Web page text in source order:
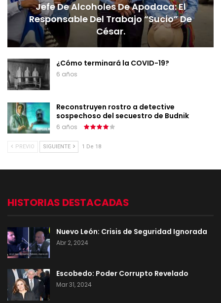
Jefe De Alcoholes De Apodaca: El
Responsable Del Trabajo “sucio” De
César.
¿Cómo terminará la COVID-19?
6 años
Reconstruyen rostro a detective
sospechoso del secuestro de Budnik
6 años
PREVIO SIGUIENTE 1 De 18
HISTORIAS DESTACADAS
Nuevo León: Crisis de Seguridad Ignorada
Abr 2, 2024
Escobedo: Poder Corrupto Revelado
Mar 31, 2024